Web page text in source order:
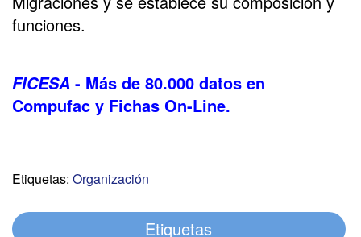
funciones.
FICESA - Más de 80.000 datos en
Compufac y Fichas On-Line.
Etiquetas: Organización
Etiquetas